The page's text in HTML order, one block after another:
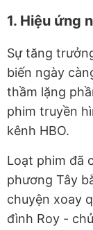
1. Hiệu ứng
Sự tăng
biến ngày
thầm lặng
phim truyền
kênh HBO.
Loạt phim đã
phương Tây
chuyện xoay
đình Roy -